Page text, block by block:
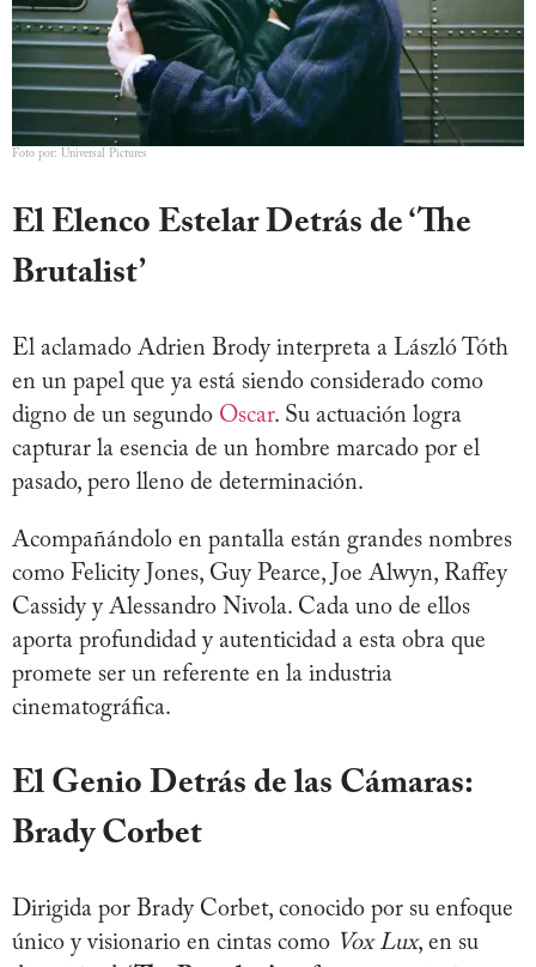
Foto por: Universal Pictures
El Elenco Estelar Detrás de ‘The
Brutalist’
El aclamado Adrien Brody interpreta a László Tóth
en un papel que ya está siendo considerado como
digno de un segundo Oscar. Su actuación logra
capturar la esencia de un hombre marcado por el
pasado, pero lleno de determinación.
Acompañándolo en pantalla están grandes nombres
como Felicity Jones, Guy Pearce, Joe Alwyn, Raffey
Cassidy y Alessandro Nivola. Cada uno de ellos
aporta profundidad y autenticidad a esta obra que
promete ser un referente en la industria
cinematográfica.
El Genio Detrás de las Cámaras:
Brady Corbet
Dirigida por Brady Corbet, conocido por su enfoque
único y visionario en cintas como Vox Lux, en su